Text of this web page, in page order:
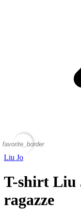
favorite_border
Liu Jo
T-shirt Liu
ragazze